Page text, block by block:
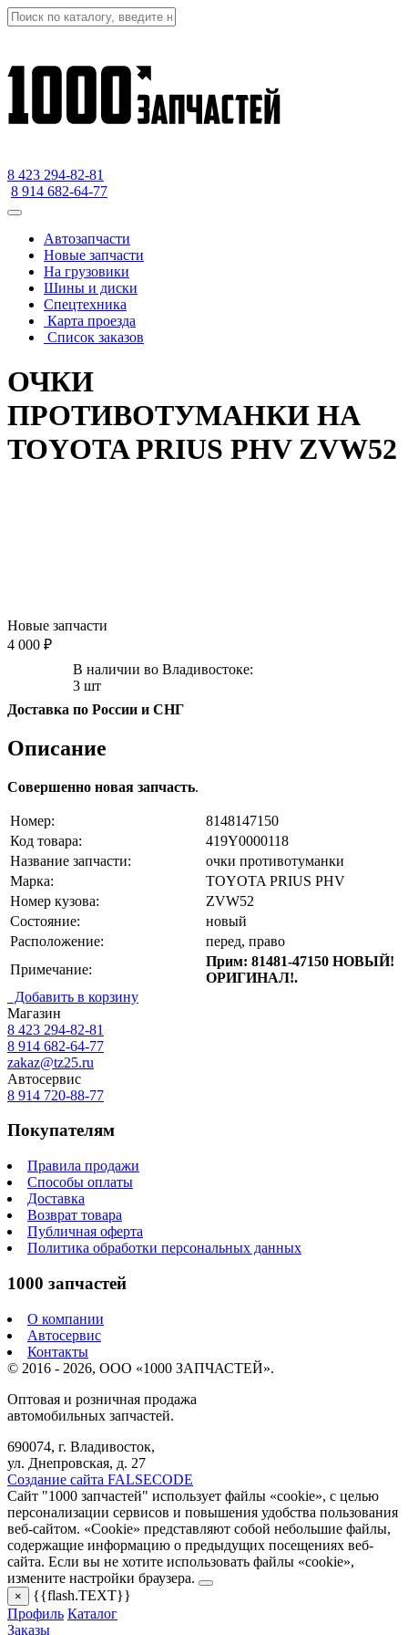
8 423 294-82-81
8 914 682-64-77
Автозапчасти
Новые запчасти
На грузовики
Шины и диски
Спецтехника
Карта проезда
Список заказов
ОЧКИ
ПРОТИВОТУМАНКИ НА
TOYOTA PRIUS PHV ZVW52
Новые запчасти
4 000 ₽
В наличии во Владивостоке:
3 шт
Доставка по России и СНГ
Описание
Совершенно новая запчасть.
Номер:
8148147150
Код товара:
419Y0000118
Название запчасти:
очки противотуманки
Марка:
TOYOTA PRIUS PHV
Номер кузова:
ZVW52
Состояние:
новый
Расположение:
перед, право
Примечание:
Прим: 81481-47150 НОВЫЙ!
ОРИГИНАЛ!.
Добавить в корзину
Магазин
8 423 294-82-81
8 914 682-64-77
zakaz@tz25.ru
Автосервис
8 914 720-88-77
Покупателям
Правила продажи
Способы оплаты
Доставка
Возврат товара
Публичная оферта
Политика обработки персональных данных
1000 запчастей
О компании
Автосервис
Контакты
© 2016 - 2026, ООО «1000 ЗАПЧАСТЕЙ».
Оптовая и розничная продажа
автомобильных запчастей.
690074, г. Владивосток,
ул. Днепровская, д. 27
Создание сайта FALSECODE
Сайт "1000 запчастей" использует файлы «cookie», с целью
персонализации сервисов и повышения удобства пользования
веб-сайтом. «Cookie» представляют собой небольшие файлы,
содержащие информацию о предыдущих посещениях веб-
сайта. Если вы не хотите использовать файлы «cookie»,
измените настройки браузера.
×
{{flash.TEXT}}
Профиль Каталог
Заказы